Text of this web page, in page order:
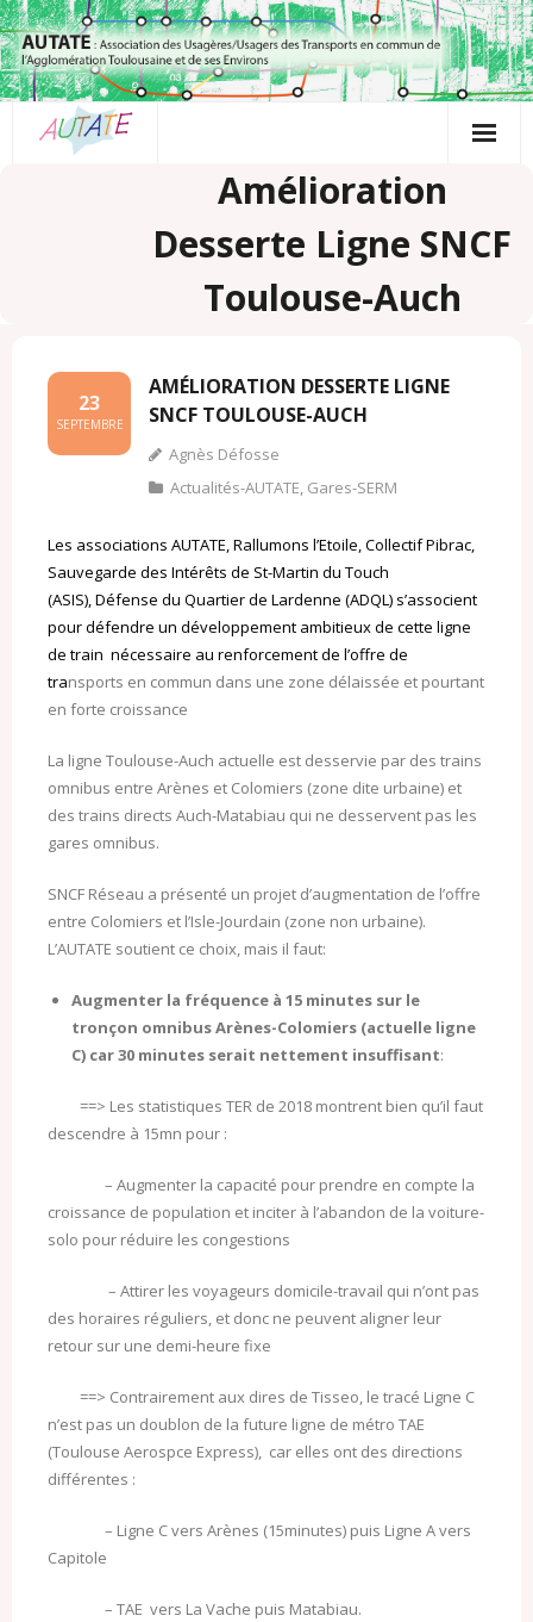
Passer
au
contenu
Amélioration
Desserte Ligne SNCF
Toulouse-Auch
AMÉLIORATION DESSERTE LIGNE
SNCF TOULOUSE-AUCH
23
SEPTEMBRE
Agnès Défosse
Actualités-AUTATE, Gares-SERM
Les associations AUTATE, Rallumons l’Etoile, Collectif Pibrac,
Sauvegarde des Intérêts de St-Martin du Touch
(ASIS), Défense du Quartier de Lardenne (ADQL) s’associent
pour défendre un développement ambitieux de cette ligne
de train nécessaire au renforcement de l’offre de
transports en commun dans une zone délaissée et pourtant
en forte croissance
La ligne Toulouse-Auch actuelle est desservie par des trains
omnibus entre Arènes et Colomiers (zone dite urbaine) et
des trains directs Auch-Matabiau qui ne desservent pas les
gares omnibus.
SNCF Réseau a présenté un projet d’augmentation de l’offre
entre Colomiers et l’Isle-Jourdain (zone non urbaine).
L’AUTATE soutient ce choix, mais il faut:
Augmenter la fréquence à 15 minutes sur le
tronçon omnibus Arènes-Colomiers (actuelle ligne
C) car 30 minutes serait nettement insuffisant:
==> Les statistiques TER de 2018 montrent bien qu’il faut
descendre à 15mn pour :
– Augmenter la capacité pour prendre en compte la
croissance de population et inciter à l’abandon de la voiture-
solo pour réduire les congestions
– Attirer les voyageurs domicile-travail qui n’ont pas
des horaires réguliers, et donc ne peuvent aligner leur
retour sur une demi-heure fixe
==> Contrairement aux dires de Tisseo, le tracé Ligne C
n’est pas un doublon de la future ligne de métro TAE
(Toulouse Aerospce Express), car elles ont des directions
différentes :
– Ligne C vers Arènes (15minutes) puis Ligne A vers
Capitole
– TAE vers La Vache puis Matabiau.